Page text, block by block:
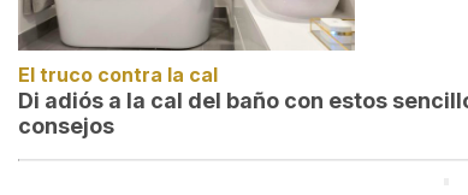
El truco contra la cal
Di adiós a la cal del baño con estos
consejos